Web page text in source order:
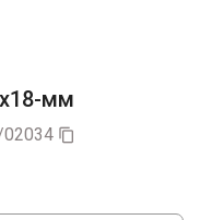
мм
02034 